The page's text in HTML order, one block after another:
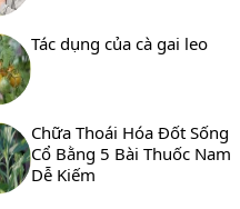
Tác dụng của cà gai leo
Chữa Thoái Hóa Đốt Sống
Cổ Bằng 5 Bài Thuốc Nam
Dễ Kiếm